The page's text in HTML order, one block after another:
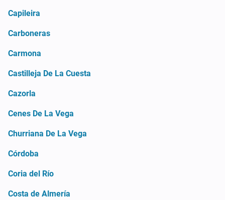
Capileira
Carboneras
Carmona
Castilleja De La Cuesta
Cazorla
Cenes De La Vega
Churriana De La Vega
Córdoba
Coria del Río
Costa de Almería